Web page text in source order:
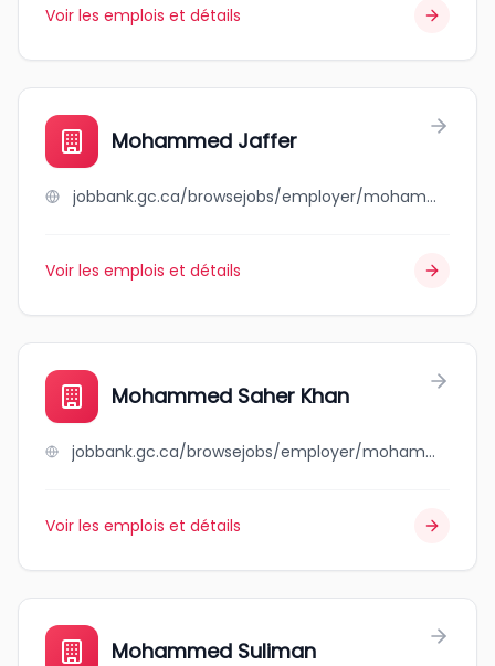
Voir les emplois et détails
Mohammed Jaffer
jobbank.gc.ca/browsejobs/employer/mohammed+jaffer/ca
Voir les emplois et détails
Mohammed Saher Khan
jobbank.gc.ca/browsejobs/employer/mohammed+saher+khan/ca
Voir les emplois et détails
Mohammed Suliman